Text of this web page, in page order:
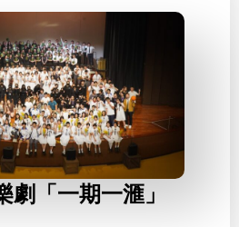
劇「一期一滙」